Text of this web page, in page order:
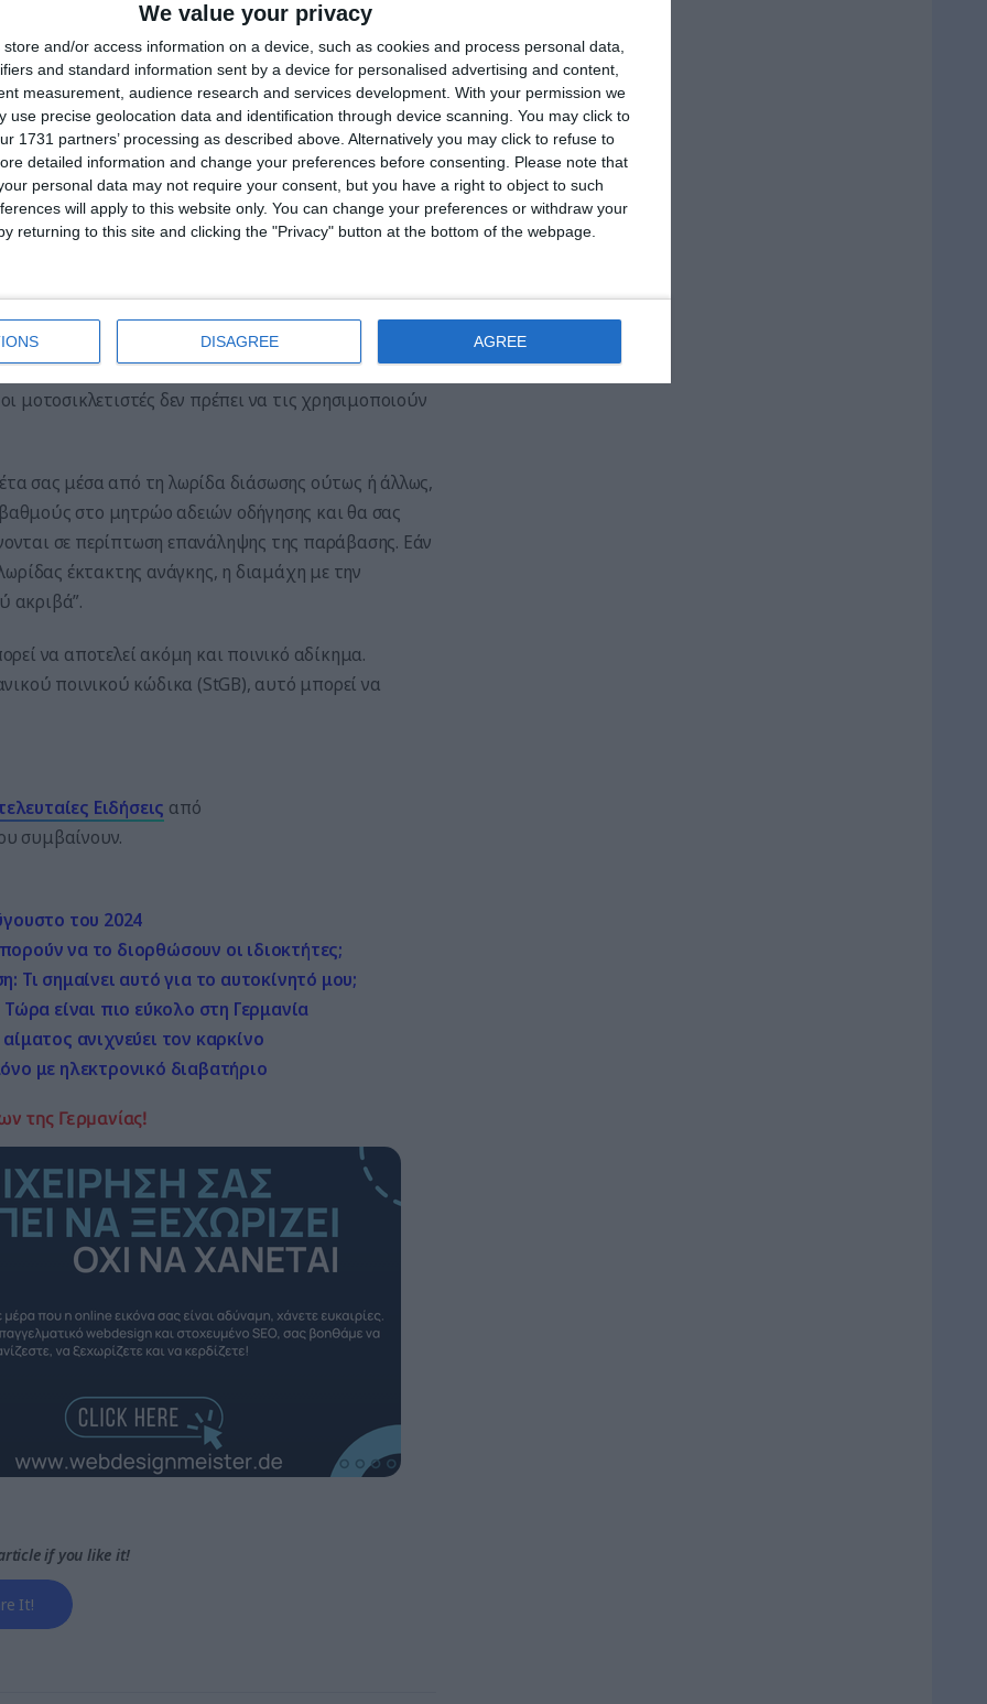
We value your privacy
store and/or access information on a device, such as cookies and process personal data,
and standard information sent by a device for personalised advertising and content,
measurement, audience research and services development. With your permission we
use precise geolocation data and identification through device scanning. You may click to
1731 partners’ processing as described above. Alternatively you may click to refuse to
detailed information and change your preferences before consenting.
Please note that
personal data may not require your consent, but you have a right to object to such
will apply to this website only. You can change your preferences or withdraw your
returning to this site and clicking the "Privacy" button at the bottom of the webpage.
DISAGREE AGREE
ελεύθεροι για αυτά.
πειρασμό και αγνοήσουν την απαγόρευση,
των 75 ευρώ, οι μοτοσικλετιστές που
πρέπει να υπολογίζουν και ένα σημείο στο
σε κίνδυνο άλλους χρήστες του δρόμου,
η δικηγόρος.
έκτακτης ανάγκης και η αστυνομία πρέπει
πρέπει να σχηματίζονται λωρίδες διάσωσης, οι
μοτοσικλετιστές δεν πρέπει να τις χρησιμοποιούν
σας μέσα από τη λωρίδα διάσωσης ούτως ή άλλως,
στο μητρώο αδειών οδήγησης και θα σας
σε περίπτωση επανάληψης της παράβασης. Εάν
έκτακτης ανάγκης, η διαμάχη με την
ακριβά”.
να αποτελεί ακόμη και ποινικό αδίκημα.
ποινικού κώδικα (StGB), αυτό μπορεί να
Ειδήσεις από
συμβαίνουν.
του 2024
να το διορθώσουν οι ιδιοκτήτες;
Τι σημαίνει αυτό για το αυτοκίνητό μου;
είναι πιο εύκολο στη Γερμανία
ανιχνεύει τον καρκίνο
με ηλεκτρονικό διαβατήριο
της Γερμανίας!
if you like it!
It!